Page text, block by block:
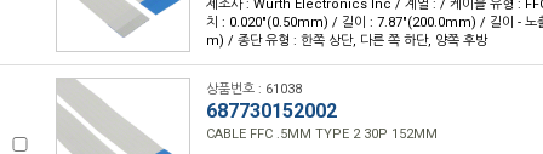
제조사 : Wurth Electronics Inc / 계열 : / 케이블 유형 :
치 : 0.020"(0.50mm) / 길이 : 7.87"(200.0mm) / 길이 - 노
m) / 종단 유형 : 한쪽 상단, 다른 쪽 하단, 양쪽 후방
상품번호 : 61038
687730152002
CABLE FFC .5MM TYPE 2 30P 152MM